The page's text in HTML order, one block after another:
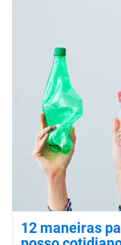
12 maneiras